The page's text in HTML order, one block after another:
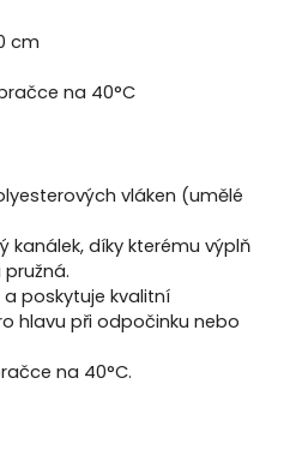
cm
na 40°C
vláken (umělé
kanálek, díky kterému výplň
poskytuje kvalitní
hlavu při odpočinku nebo
na 40°C.